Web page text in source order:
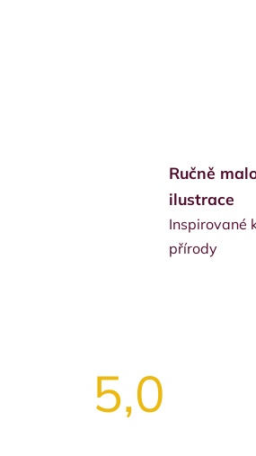
Ručně
ilustrace
Inspirované
přírody
5,0